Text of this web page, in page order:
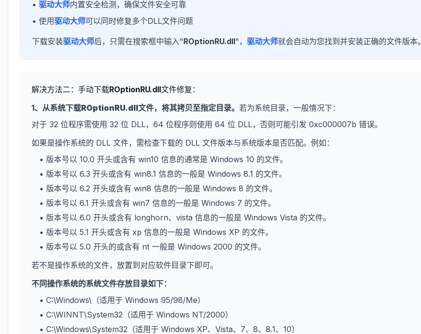
• 驱动大师内置安全检测，确保文件安全可靠
• 使用驱动大师可以同时修复多个DLL文件问题
下载安装驱动大师后，只需在搜索框中输入"ROptionRU.dll"， 驱动大师就会自动为您找到并安装正确的文件版本。
解决方法二：手动下载ROptionRU.dll文件修复：
1、从系统下载ROptionRU.dll文件，将其拷贝至指定目录。 若为系统目录，一般情况下：
对于 32 位程序需使用 32 位 DLL，64 位程序则使用 64 位 DLL，否则可能引发 0xc000007b 错误。
如果是操作系统的 DLL 文件，需检查下载的 DLL 文件版本与系统版本是否匹配。例如：
• 版本号以 10.0 开头或含有 win10 信息的通常是 Windows 10 的文件。
• 版本号以 6.3 开头或含有 win8.1 信息的一般是 Windows 8.1 的文件。
• 版本号以 6.2 开头或含有 win8 信息的一般是 Windows 8 的文件。
• 版本号以 6.1 开头或含有 win7 信息的一般是 Windows 7 的文件。
• 版本号以 6.0 开头或含有 longhorn、vista 信息的一般是 Windows Vista 的文件。
• 版本号以 5.1 开头或含有 xp 信息的一般是 Windows XP 的文件。
• 版本号以 5.0 开头的或含有 nt 一般是 Windows 2000 的文件。
若不是操作系统的文件，放置到对应软件目录下即可。
不同操作系统的系统文件存放目录如下：
• C:\Windows\（适用于 Windows 95/98/Me）
• C:\WINNT\System32（适用于 Windows NT/2000）
• C:\Windows\System32（适用于 Windows XP、Vista、7、8、8.1、10）